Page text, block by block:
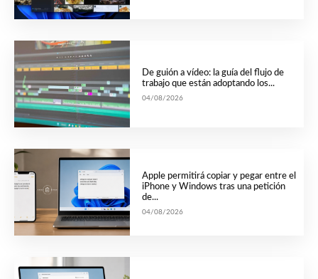
De guión a vídeo: la guía del flujo de
trabajo que están adoptando los...
04/08/2026
Apple permitirá copiar y pegar entre el
iPhone y Windows tras una petición
de...
04/08/2026